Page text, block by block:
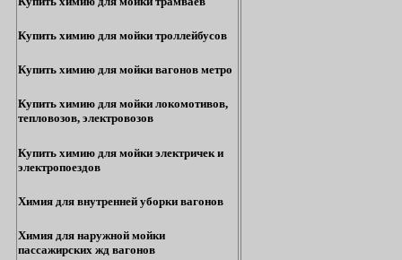
Купить химию для мойки троллейбусов
Купить химию для мойки вагонов метро
Купить химию для мойки локомотивов,
тепловозов, электровозов
Купить химию для мойки электричек и
электропоездов
Химия для внутренней уборки вагонов
Химия для наружной мойки
пассажирских жд вагонов